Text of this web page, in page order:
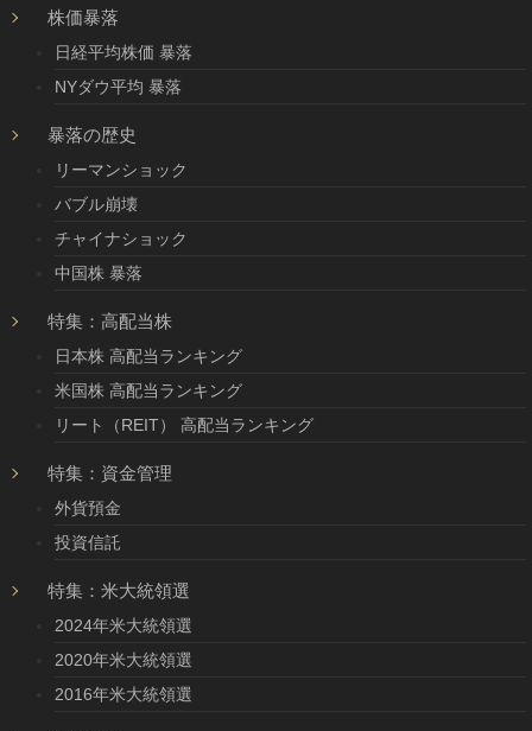
株価暴落
日経平均株価 暴落
NYダウ平均 暴落
暴落の歴史
リーマンショック
バブル崩壊
チャイナショック
中国株 暴落
特集：高配当株
日本株 高配当ランキング
米国株 高配当ランキング
リート（REIT） 高配当ランキング
特集：資金管理
外貨預金
投資信託
特集：米大統領選
2024年米大統領選
2020年米大統領選
2016年米大統領選